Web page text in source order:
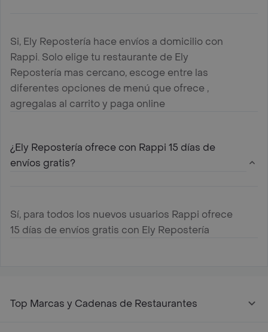
Si, Ely Repostería hace envíos a domicilio con
Rappi. Solo elige tu restaurante de Ely
Repostería mas cercano, escoge entre las
diferentes opciones de menú que ofrece ,
agregalas al carrito y paga online
¿Ely Repostería ofrece con Rappi 15 días de
envíos gratis?
Sí, para todos los nuevos usuarios Rappi ofrece
15 días de envíos gratis con Ely Repostería
Top Marcas y Cadenas de Restaurantes